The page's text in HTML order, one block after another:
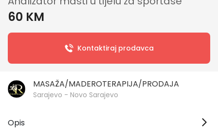
60 KM
Kontaktiraj prodavca
MASAŽA/MADEROTERAPIJA/PRODAJA
Sarajevo - Novo Sarajevo
Opis